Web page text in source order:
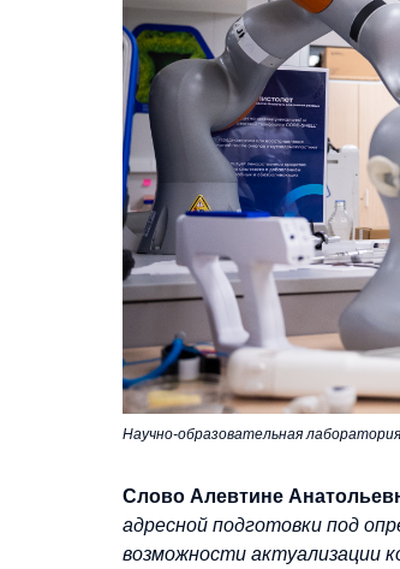
Научно-образовательная
Слово Алевтине
адресной подготовки под
возможности актуализации